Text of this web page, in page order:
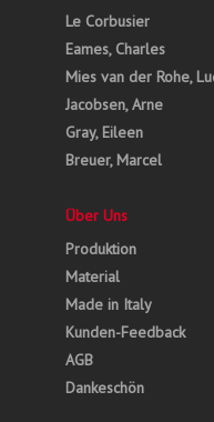
Le Corbusier
Eames, Charles
Mies van der Rohe,
Jacobsen, Arne
Gray, Eileen
Breuer, Marcel
Über Uns
Produktion
Material
Made in Italy
Kunden-Feedback
AGB
Dankeschön